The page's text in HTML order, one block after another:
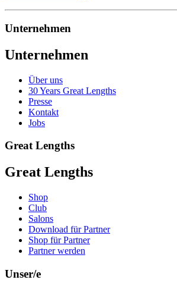
Unternehmen
Unternehmen
Über uns
30 Years Great Lengths
Presse
Kontakt
Jobs
Great Lengths
Great Lengths
Shop
Club
Salons
Download für Partner
Shop für Partner
Partner werden
Unser/e